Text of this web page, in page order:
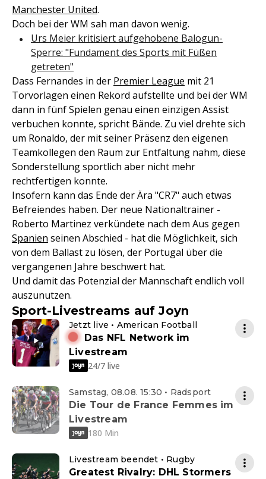
Manchester United.
Doch bei der WM sah man davon wenig.
Urs Meier kritisiert aufgehobene Balogun-
Sperre: "Fundament des Sports mit Füßen
getreten"
Dass Fernandes in der Premier League mit 21
Torvorlagen einen Rekord aufstellte und bei der WM
dann in fünf Spielen genau einen einzigen Assist
verbuchen konnte, spricht Bände. Zu viel drehte sich
um Ronaldo, der mit seiner Präsenz den eigenen
Teamkollegen den Raum zur Entfaltung nahm, diese
Sonderstellung sportlich aber nicht mehr
rechtfertigen konnte.
Insofern kann das Ende der Ära "CR7" auch etwas
Befreiendes haben. Der neue Nationaltrainer -
Roberto Martinez verkündete nach dem Aus gegen
Spanien seinen Abschied - hat die Möglichkeit, sich
von dem Ballast zu lösen, der Portugal über die
vergangenen Jahre beschwert hat.
Und damit das Potenzial der Mannschaft endlich voll
auszunutzen.
Sport-Livestreams auf Joyn
Jetzt live • American Football
Das NFL Network im
Livestream
24/7 live
Samstag, 08.08. 15:30 • Radsport
Die Tour de France Femmes im
Livestream
180 Min
Livestream beendet • Rugby
Greatest Rivalry: DHL Stormers